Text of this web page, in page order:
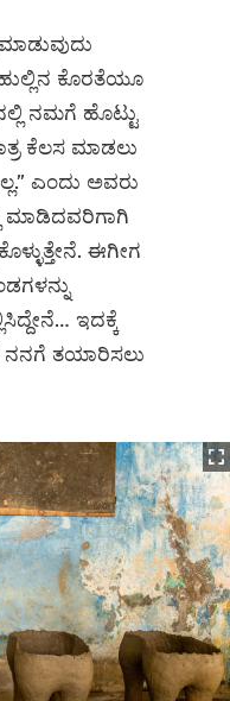
ಕೊರತೆಯೂ
ನಮಗೆ ಹೊಟ್ಟು
ಕೆಲಸ ಮಾಡಲು
ಎಂದು ಅವರು
ಮಾಡಿದವರಿಗಾಗಿ
ಈಗೀಗ
ಇದಕ್ಕೆ
ತಯಾರಿಸಲು